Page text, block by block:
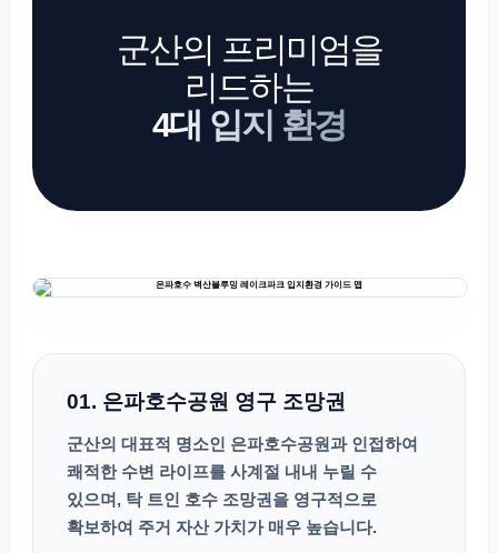
군산의 프리미엄을
리드하는
4대 입지 환경
01. 은파호수공원 영구 조망권
군산의 대표적 명소인 은파호수공원과 인접하여
쾌적한 수변 라이프를 사계절 내내 누릴 수
있으며, 탁 트인 호수 조망권을 영구적으로
확보하여 주거 자산 가치가 매우 높습니다.